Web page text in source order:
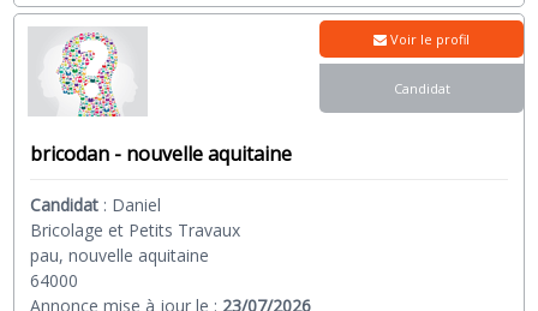
bricodan - nouvelle aquitaine
Candidat : Daniel
Bricolage et Petits Travaux
pau, nouvelle aquitaine
64000
Annonce mise à jour le : 23/07/2026
Voir le profil
Candidat